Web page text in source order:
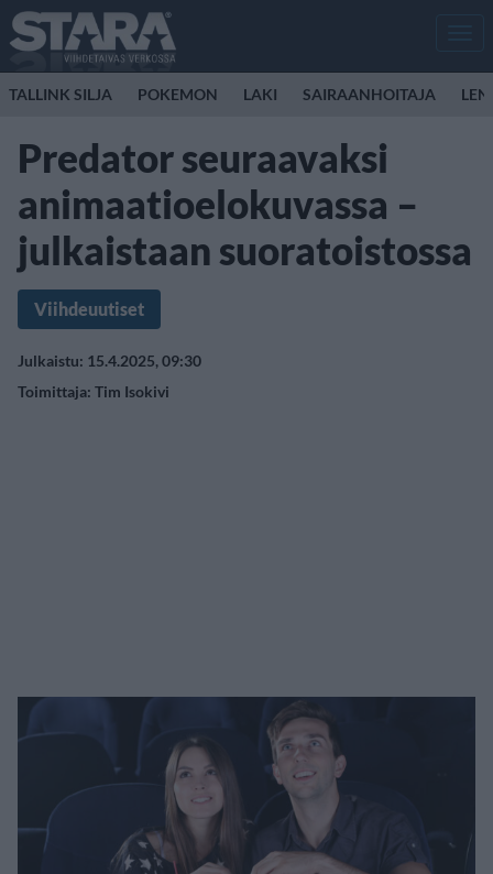
TALLINK SILJA POKEMON LAKI SAIRAANHOITAJA
Predator seuraavaksi
animaatioelokuvassa –
julkaistaan suoratoistossa
Viihdeuutiset
Julkaistu: 15.4.2025, 09:30
Toimittaja: Tim Isokivi